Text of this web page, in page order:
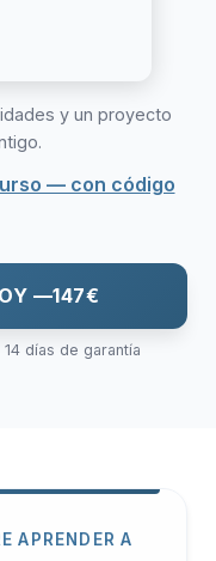
y un proyecto
— con código
—147€
días de garantía
APRENDER A